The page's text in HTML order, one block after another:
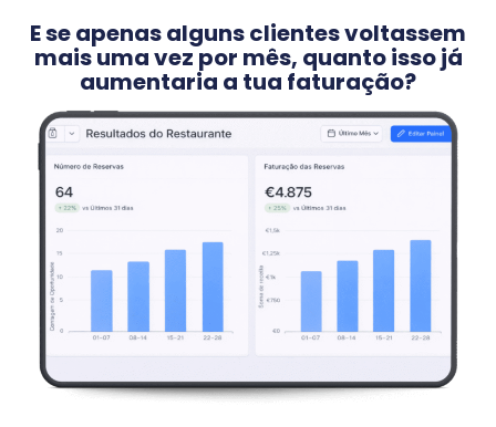
E se apenas alguns clientes voltassem
mais uma vez por mês, quanto isso já
aumentaria a tua faturação?